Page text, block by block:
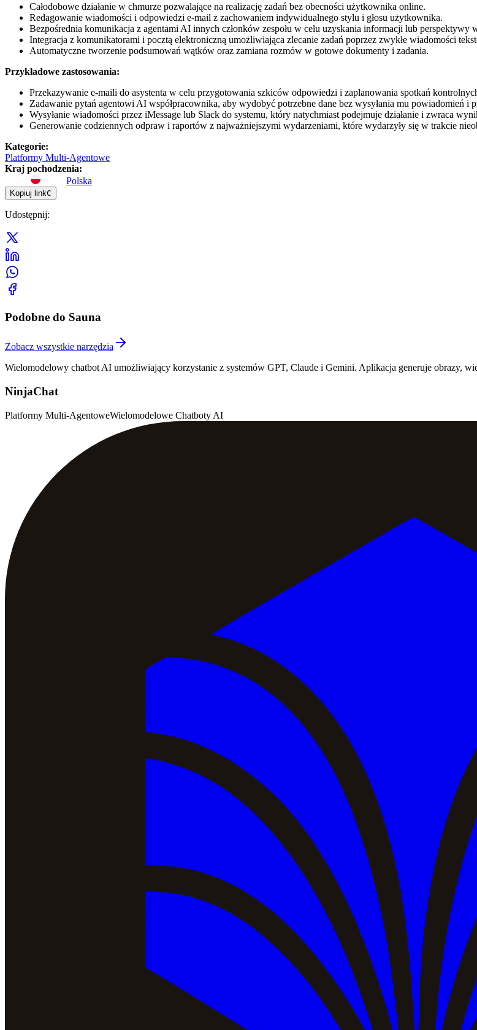
Całodobowe działanie w chmurze pozwalające na realizację zadań bez obecności użytkownika online.
Redagowanie wiadomości i odpowiedzi e-mail z zachowaniem indywidualnego stylu i głosu użytkownika.
Bezpośrednia komunikacja z agentami AI innych członków zespołu w celu uzyskania informacji lub perspektywy
Integracja z komunikatorami i pocztą elektroniczną umożliwiająca zlecanie zadań poprzez zwykłe wiadomości
Automatyczne tworzenie podsumowań wątków oraz zamiana rozmów w gotowe dokumenty i zadania.
Przykładowe zastosowania:
Przekazywanie e-maili do asystenta w celu przygotowania szkiców odpowiedzi i zaplanowania spotkań
Zadawanie pytań agentowi AI współpracownika, aby wydobyć potrzebne dane bez wysyłania mu powiadomień i
Wysyłanie wiadomości przez iMessage lub Slack do systemu, który natychmiast podejmuje działanie i zwraca
Generowanie codziennych odpraw i raportów z najważniejszymi wydarzeniami, które wydarzyły się w trakcie
Kategorie:
Platformy Multi-Agentowe
Kraj pochodzenia:
Polska
Kopiuj linkC
Udostępnij:
Podobne do Sauna
Zobacz wszystkie narzędzia
Wielomodelowy chatbot AI umożliwiający korzystanie z systemów GPT, Claude i Gemini. Aplikacja generuje obrazy,
NinjaChat
Platformy Multi-AgentoweWielomodelowe Chatboty AI